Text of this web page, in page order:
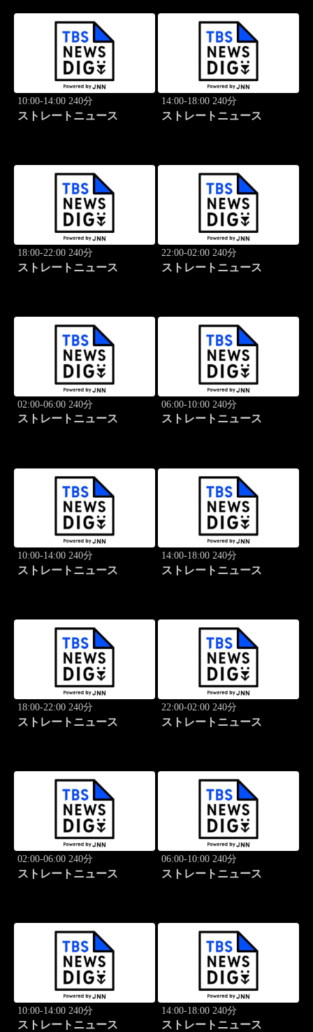
10:00-14:00 240分
ストレートニュース
14:00-18:00 240分
ストレートニュース
18:00-22:00 240分
ストレートニュース
22:00-02:00 240分
ストレートニュース
02:00-06:00 240分
ストレートニュース
06:00-10:00 240分
ストレートニュース
10:00-14:00 240分
ストレートニュース
14:00-18:00 240分
ストレートニュース
18:00-22:00 240分
ストレートニュース
22:00-02:00 240分
ストレートニュース
02:00-06:00 240分
ストレートニュース
06:00-10:00 240分
ストレートニュース
10:00-14:00 240分
ストレートニュース
14:00-18:00 240分
ストレートニュース